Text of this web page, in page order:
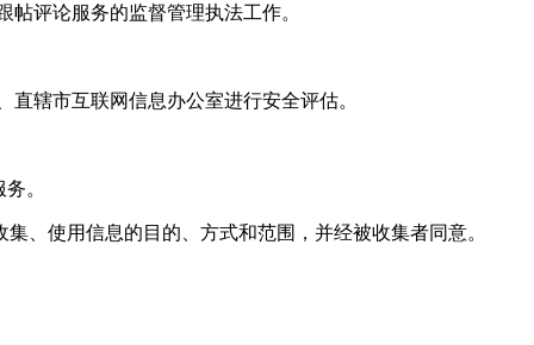
评论服务的监督管理执法工作。
辖市互联网信息办公室进行安全评估。
。
、使用信息的目的、方式和范围，并经被收集者同意。